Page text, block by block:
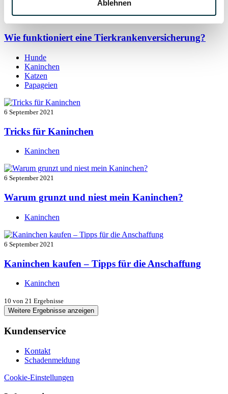
Ablehnen
7 September 2021
Wie funktioniert eine Tierkrankenversicherung?
Hunde
Kaninchen
Katzen
Papageien
6 September 2021
Tricks für Kaninchen
Kaninchen
6 September 2021
Warum grunzt und niest mein Kaninchen?
Kaninchen
6 September 2021
Kaninchen kaufen – Tipps für die Anschaffung
Kaninchen
10 von 21 Ergebnisse
Weitere Ergebnisse anzeigen
Kundenservice
Kontakt
Schadenmeldung
Cookie-Einstellungen